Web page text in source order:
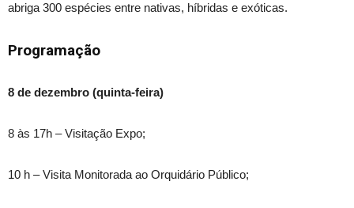
abriga 300 espécies entre nativas, híbridas e exóticas.
Programação
8 de dezembro (quinta-feira)
8 às 17h – Visitação Expo;
10 h – Visita Monitorada ao Orquidário Público;